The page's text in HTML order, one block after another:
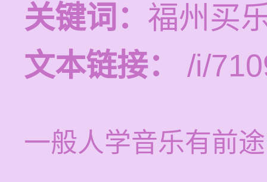
关键词： 福州买
文本链接：
/i/
一般人学音乐有前